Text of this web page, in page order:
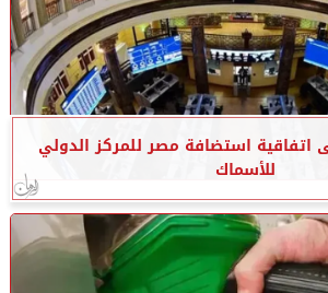
اتفاقية استضافة مصر للمركز الدولي
للأسماك